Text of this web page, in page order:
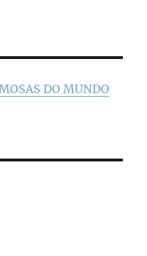
DO MUNDO